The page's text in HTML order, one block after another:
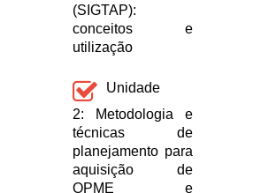
(SIGTAP):
conceitos e
utilização
Unidade
2: Metodologia e
técnicas de
planejamento para
aquisição de
OPME e